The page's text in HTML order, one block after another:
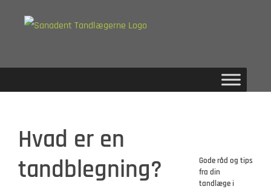
Hvad er en
tandblegning?
Gode råd og tips
fra din
tandlæge i